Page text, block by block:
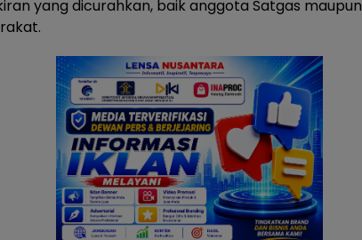
yang dicurahkan, baik anggota Satgas maupun